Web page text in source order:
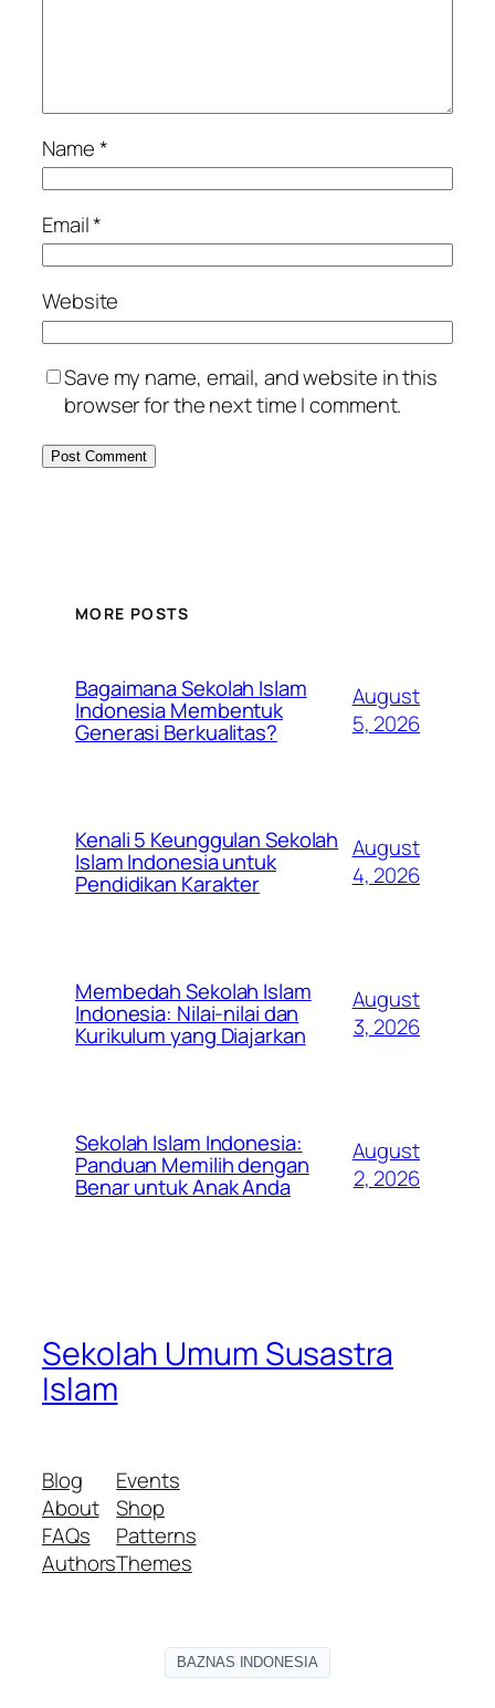
Name*
Email*
Website
Save my name, email, and website in this
browser for the next time I comment.
MORE POSTS
Bagaimana Sekolah Islam
Indonesia Membentuk
Generasi Berkualitas?
August
5, 2026
Kenali 5 Keunggulan Sekolah
Islam Indonesia untuk
Pendidikan Karakter
August
4, 2026
Membedah Sekolah Islam
Indonesia: Nilai-nilai dan
Kurikulum yang Diajarkan
August
3, 2026
Sekolah Islam Indonesia:
Panduan Memilih dengan
Benar untuk Anak Anda
August
2, 2026
Sekolah Umum Susastra
Islam
Blog
About
FAQs
Authors
Events
Shop
Patterns
Themes
BAZNAS INDONESIA